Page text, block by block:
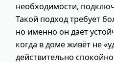
необходимости,
Такой подход требует
но именно он даёт
когда в доме живёт не
действительно